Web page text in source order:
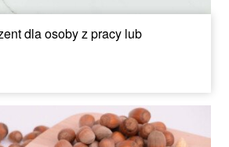
dla osoby z pracy lub